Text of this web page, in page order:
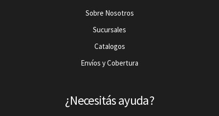
Sobre Nosotros
Sucursales
Catalogos
Envíos y Cobertura
¿Necesitás ayuda?